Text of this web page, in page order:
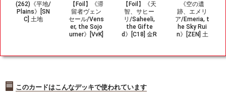
(262)《平地/
Plains》[SN
C] 土地
【Foil】《滞
留者ヴェン
セール/Vens
er, the Sojo
urner》[VvK]
【Foil】《天
智、サヒー
リ/Saheeli,
the Gifte
d》[C18] 金R
《空の遺
跡、エメリ
ア/Emeria, t
he Sky Rui
n》[ZEN] 土
このカードはこんなデッキで使われています